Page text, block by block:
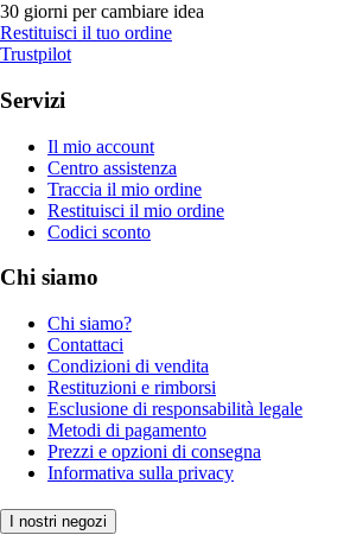
30 giorni per cambiare idea
Restituisci il tuo ordine
Trustpilot
Servizi
Il mio account
Centro assistenza
Traccia il mio ordine
Restituisci il mio ordine
Codici sconto
Chi siamo
Chi siamo?
Contattaci
Condizioni di vendita
Restituzioni e rimborsi
Esclusione di responsabilità legale
Metodi di pagamento
Prezzi e opzioni di consegna
Informativa sulla privacy
I nostri negozi